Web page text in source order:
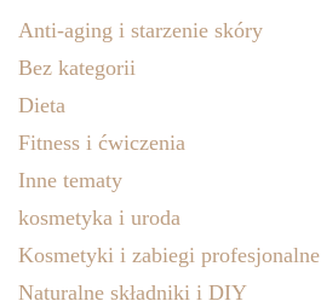
Anti-aging i starzenie skóry
Bez kategorii
Dieta
Fitness i ćwiczenia
Inne tematy
kosmetyka i uroda
Kosmetyki i zabiegi profesjonalne
Naturalne składniki i DIY